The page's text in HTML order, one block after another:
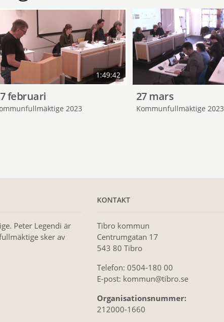
1:49:42
februari
2023
27 mars
Kommunfullmäktige 2023
Peter Legendi är
sker av
KONTAKT
Tibro kommun
Centrumgatan 17
543 80 Tibro
Telefon: 0504-180 00
E-post: kommun@tibro.se
Organisationsnummer:
212000-1660